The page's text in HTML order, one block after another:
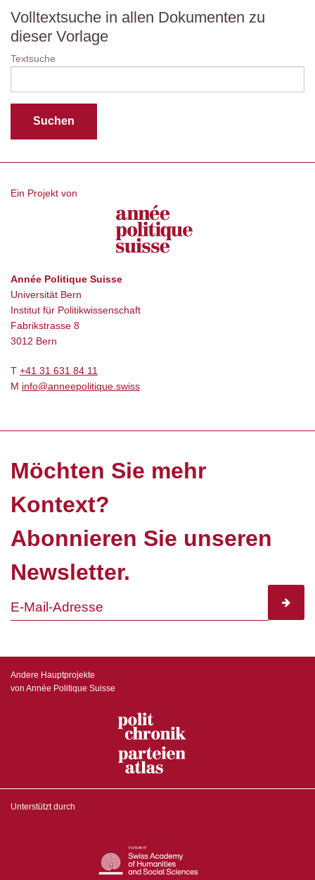
Volltextsuche in allen Dokumenten zu
dieser Vorlage
Textsuche
Ein Projekt von
Année Politique Suisse
Universität Bern
Institut für Politikwissenschaft
Fabrikstrasse 8
3012 Bern
T +41 31 631 84 11
M info@anneepolitique.swiss
Möchten Sie mehr
Kontext?
Abonnieren Sie unseren
Newsletter.
Andere Hauptprojekte
von Année Politique Suisse
Unterstützt durch